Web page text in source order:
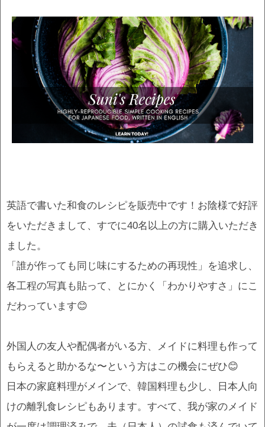
英語で書いた和食のレシピを販売中です！お陰様で好評
をいただきまして、すでに40名以上の方に購入いただき
ました。
「誰が作っても同じ味にするための再現性」を追求し、
各工程の写真も貼って、とにかく「わかりやすさ」にこ
だわっています😊
外国人の友人や配偶者がいる方、メイドに料理も作って
もらえると助かるな〜という方はこの機会にぜひ😊
日本の家庭料理がメインで、韓国料理も少し、日本人向
けの離乳食レシピもあります。すべて、我が家のメイド